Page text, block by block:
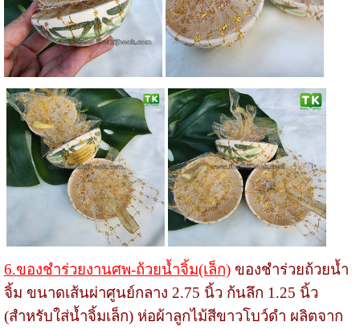
6.ของชำร่วยงานศพ-ถ้วยน้ำจิ้ม(เล็ก) ของชำร่วยถ้วยน้ำ
จิ้ม ขนาดเส้นผ่าศูนย์กลาง 2.75 นิ้ว ก้นลึก 1.25 นิ้ว
(สำหรับใส่น้ำจิ้มเล็ก) ห่อผ้าลูกไม้สีขาวโบว์ดำ ผลิตจาก